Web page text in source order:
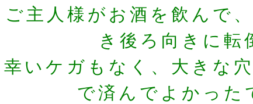
ご主人様がお酒を飲んで
き後ろ向きに転
幸いケガもなく、大きな
で済んでよかった